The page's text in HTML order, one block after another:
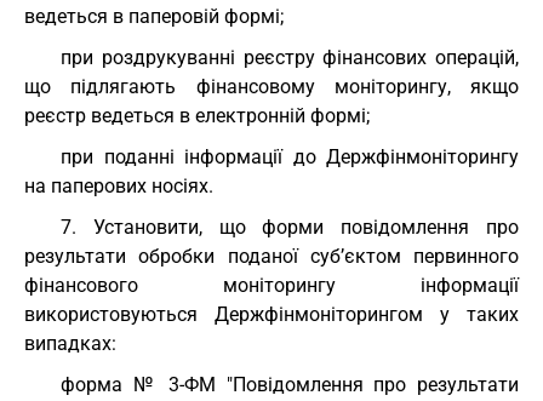
ведеться в паперовій формі;
при роздрукуванні реєстру фінансових операцій,
що підлягають фінансовому моніторингу, якщо
реєстр ведеться в електронній формі;
при поданні інформації до Держфінмоніторингу
на паперових носіях.
7. Установити, що форми повідомлення про
результати обробки поданої суб’єктом первинного
фінансового моніторингу інформації
використовуються Держфінмоніторингом у таких
випадках:
форма № 3-ФМ "Повідомлення про результати